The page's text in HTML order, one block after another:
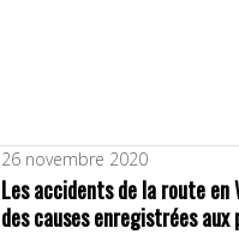
26 novembre 2020
Les accidents de la route en
des causes enregistrées aux